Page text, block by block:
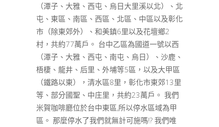
（潭子、大雅、西屯、烏日大里溪以北）、北
屯、東區、南區、西區、北區、中區以及彰化
市（除東郊外）、和美鎮6里以及花壇鄉2
村，共約77萬戶。 台中乙區為國道一號以西
（潭子、大雅、西屯、南屯、烏日）、沙鹿、
梧棲、龍井、后里、外埔等5區，以及大甲區
（鐵路以東），清水區8里，彰化市東郊13里
等、部分國聖、中庄里，共約23萬戶。 我們
米賀咖啡廳位於台中東區,所以停水區域為甲
區。 那麼停水了我們就無計可施嗎!? 我們唯